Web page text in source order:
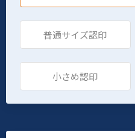
普通サイズ認印
小さめ認印